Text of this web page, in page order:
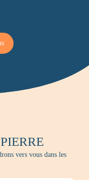
vers vous dans les